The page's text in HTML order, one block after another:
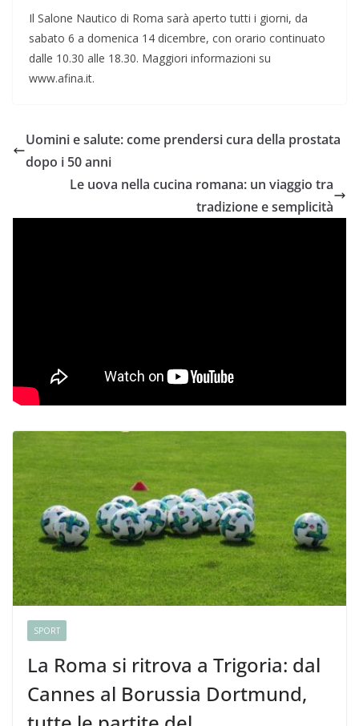
Il Salone Nautico di Roma sarà aperto tutti i giorni, da
sabato 6 a domenica 14 dicembre, con orario continuato
dalle 10.30 alle 18.30. Maggiori informazioni su
www.afina.it.
Uomini e salute: come prendersi cura della prostata
dopo i 50 anni
Le uova nella cucina romana: un viaggio tra
tradizione e semplicità
SPORT
La Roma si ritrova a Trigoria: dal
Cannes al Borussia Dortmund,